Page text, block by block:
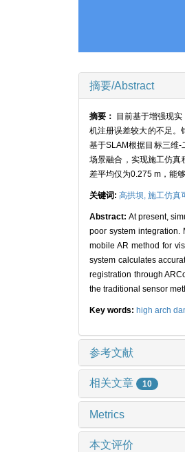
摘要/Abstract
摘要：
目前基于增强现
机注册误差较大的不足。
基于SLAM根据目标三维
场景融合，实现施工仿真
差平均仅为0.275 m，能
关键词: 高拱坝, 施工仿真
Abstract: At present,
poor system
mobile AR method for
system calculates
registration through
the traditional sensor
Key words: high arch
参考文献
相关文章 10
Metrics
本文评价